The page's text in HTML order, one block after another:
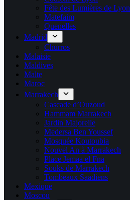
Fête des Lumières de Lyon
Matefaim
Quenelles
Madrid
Churros
Malaisie
Maldives
Malte
Maroc
Marrakech
Cascade d’Ouzoud
Hammam Marrakech
Jardin Majorelle
Medersa Ben Youssef
Mosquée Koutoubia
Nouvel An à Marrakech
Place Jemaa el Fna
Souks de Marrakech
Tombeaux Saadiens
Mexique
Moscou